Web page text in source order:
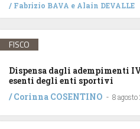
/ Fabrizio BAVA e Alain DEVALLE
FISCO
Dispensa dagli adempimenti
esenti degli enti sportivi
/Corinna COSENTINO - 8